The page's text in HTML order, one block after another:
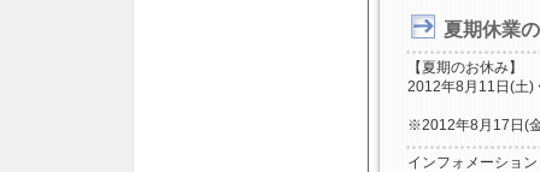
夏期休業
【夏期のお休み】
2012年8月11日(土)
※2012年8月17日(
インフォメーション